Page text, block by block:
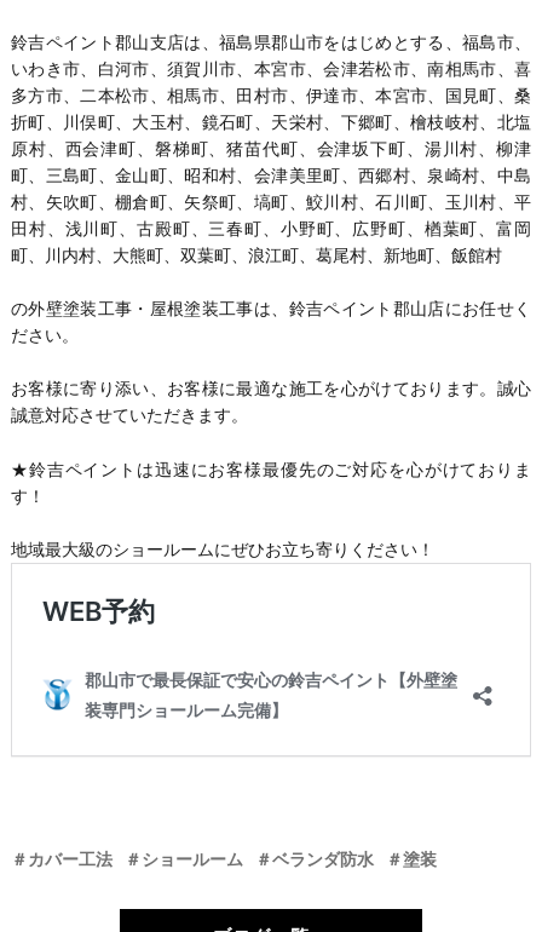
鈴吉ペイント郡山支店は、福島県郡山市をはじめとする、福島市、
いわき市、白河市、須賀川市、本宮市、会津若松市、南相馬市、喜
多方市、二本松市、相馬市、田村市、伊達市、本宮市、国見町、桑
折町、川俣町、大玉村、鏡石町、天栄村、下郷町、檜枝岐村、北塩
原村、西会津町、磐梯町、猪苗代町、会津坂下町、湯川村、柳津
町、三島町、金山町、昭和村、会津美里町、西郷村、泉崎村、中島
村、矢吹町、棚倉町、矢祭町、塙町、鮫川村、石川町、玉川村、平
田村、浅川町、古殿町、三春町、小野町、広野町、楢葉町、富岡
町、川内村、大熊町、双葉町、浪江町、葛尾村、新地町、飯館村
の外壁塗装工事・屋根塗装工事は、鈴吉ペイント郡山店にお任せく
ださい。
お客様に寄り添い、お客様に最適な施工を心がけております。誠心
誠意対応させていただきます。
★鈴吉ペイントは迅速にお客様最優先のご対応を心がけておりま
す！
地域最大級のショールームにぜひお立ち寄りください！
＃カバー工法 ＃ショールーム ＃ベランダ防水 ＃塗装